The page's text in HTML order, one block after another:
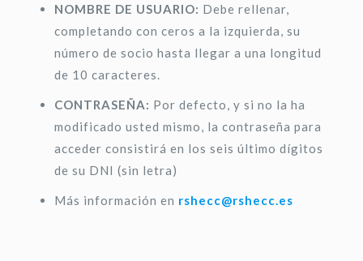
NOMBRE DE USUARIO: Debe rellenar,
completando con ceros a la izquierda, su
número de socio hasta llegar a una longitud
de 10 caracteres.
CONTRASEÑA: Por defecto, y si no la ha
modificado usted mismo, la contraseña para
acceder consistirá en los seis último dígitos
de su DNI (sin letra)
Más información en rshecc@rshecc.es